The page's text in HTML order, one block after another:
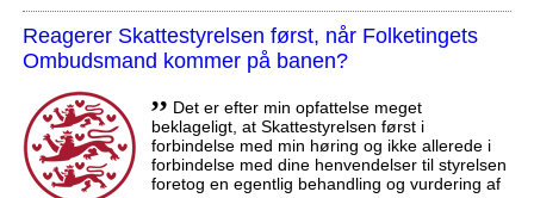
Reagerer Skattestyrelsen først, når Folketingets
Ombudsmand kommer på banen?
,, Det er efter min opfattelse meget
beklageligt, at Skattestyrelsen først i
forbindelse med min høring og ikke allerede i
forbindelse med dine henvendelser til styrelsen
foretog en egentlig behandling og vurdering af